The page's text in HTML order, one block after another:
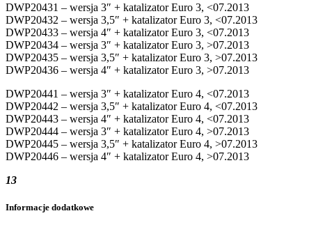
DWP20431 – wersja 3″ + katalizator Euro 3, <07.2013
DWP20432 – wersja 3,5″ + katalizator Euro 3, <07.2013
DWP20433 – wersja 4″ + katalizator Euro 3, <07.2013
DWP20434 – wersja 3″ + katalizator Euro 3, >07.2013
DWP20435 – wersja 3,5″ + katalizator Euro 3, >07.2013
DWP20436 – wersja 4″ + katalizator Euro 3, >07.2013
DWP20441 – wersja 3″ + katalizator Euro 4, <07.2013
DWP20442 – wersja 3,5″ + katalizator Euro 4, <07.2013
DWP20443 – wersja 4″ + katalizator Euro 4, <07.2013
DWP20444 – wersja 3″ + katalizator Euro 4, >07.2013
DWP20445 – wersja 3,5″ + katalizator Euro 4, >07.2013
DWP20446 – wersja 4″ + katalizator Euro 4, >07.2013
13
Informacje dodatkowe